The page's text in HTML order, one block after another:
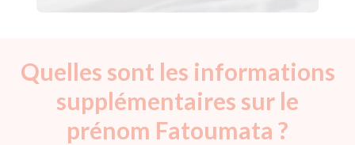
Quelles sont les informations
supplémentaires sur le
prénom Fatoumata ?